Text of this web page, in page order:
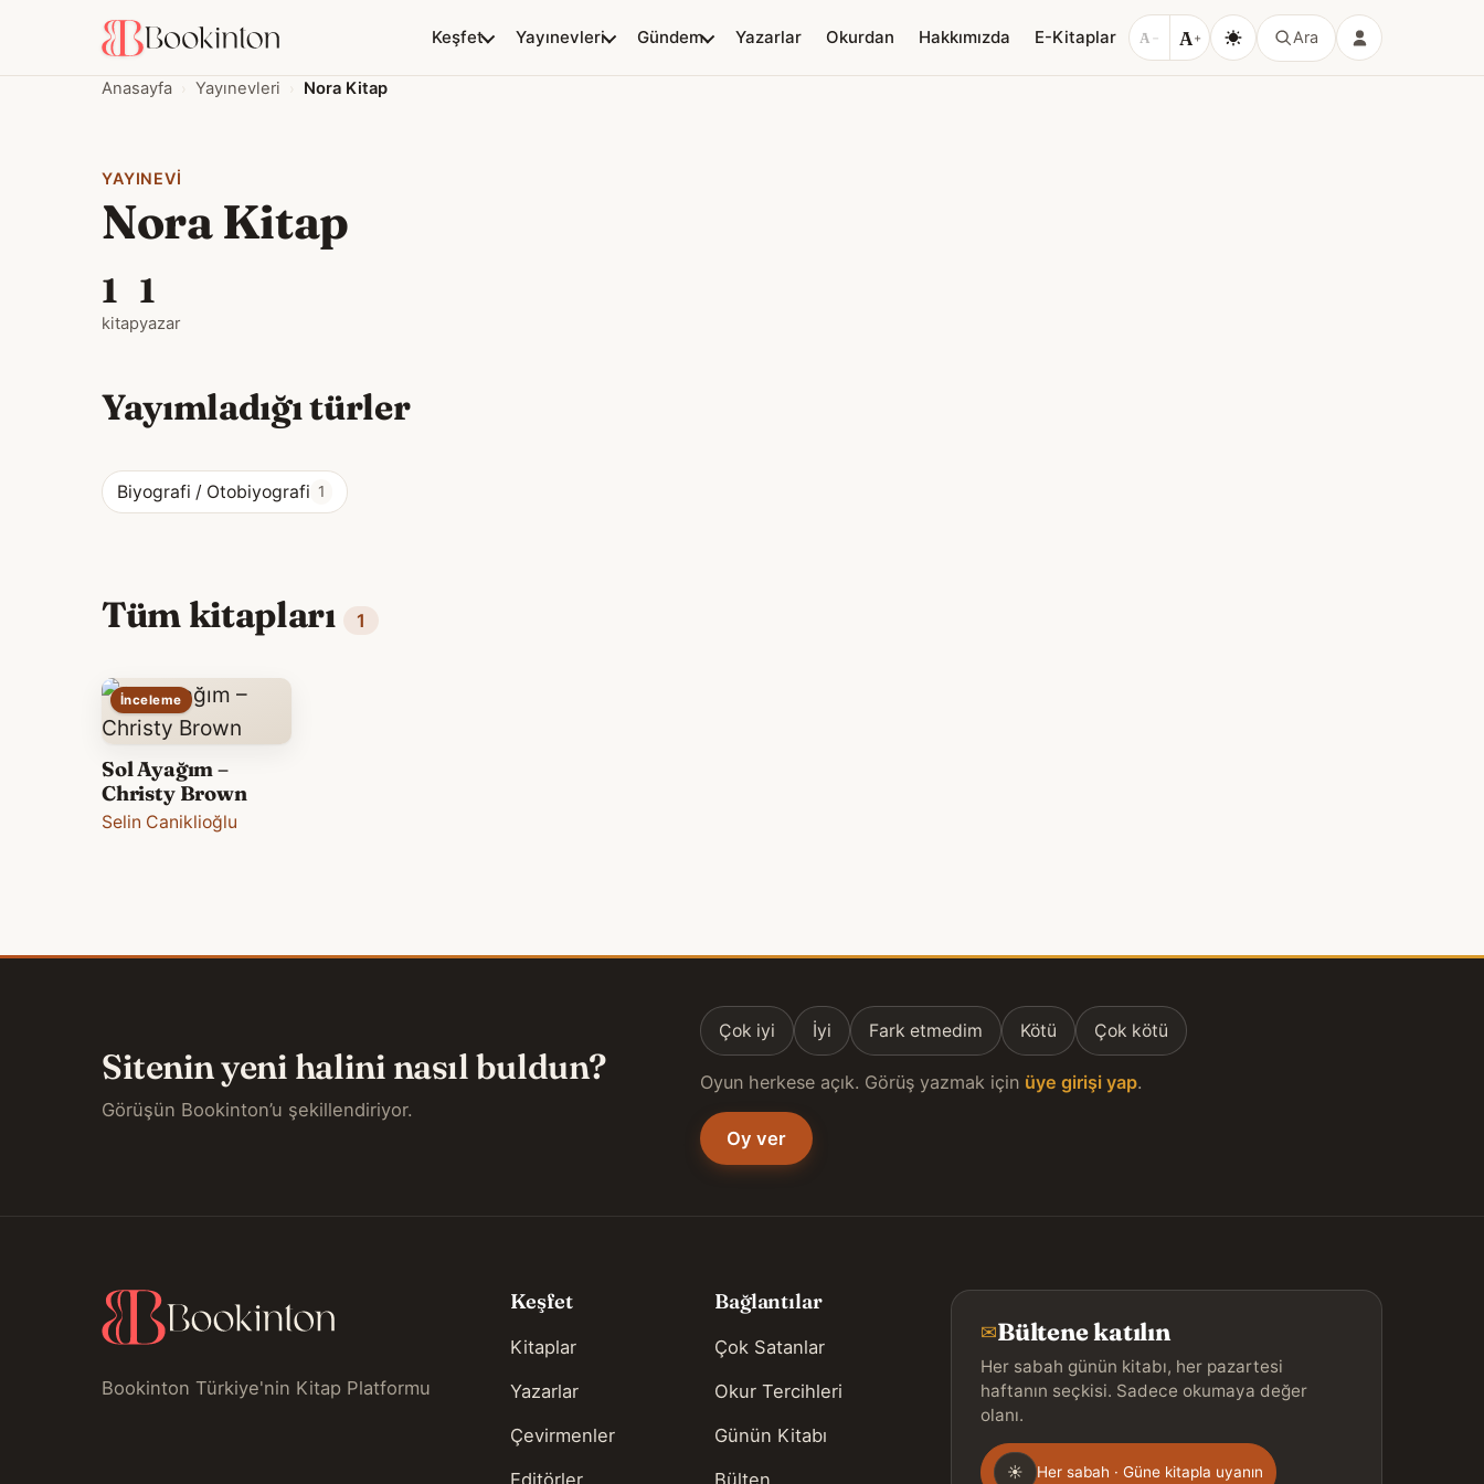
Keşfet Yayınevleri Gündem Yazarlar Okurdan Hakkımızda E-Kitaplar A − A+ Ara
Anasayfa Yayınevleri Nora Kitap
YAYINEVI
Nora Kitap
1
kitap
1
yazar
Yayımladığı türler
Biyografi / Otobiyografi 1
Tüm kitapları 1
İnceleme
Sol Ayağım –
Christy Brown
Selin Caniklioğlu
Sitenin yeni halini nasıl buldun?
Görüşün Bookinton’u şekillendiriyor.
Çok iyi İyi Fark etmedim Kötü Çok kötü
Oyun herkese açık. Görüş yazmak için üye girişi yap.
Oy ver
Bookinton Türkiye'nin Kitap Platformu
Keşfet
Kitaplar
Yazarlar
Çevirmenler
Bağlantılar
Çok Satanlar
Okur Tercihleri
Günün Kitabı
✉Bültene katılın
Her sabah günün kitabı, her pazartesi
haftanın seçkisi. Sadece okumaya değer
olanı.
Gönderim
☀ Her sabah · Güne kitapla uyanın